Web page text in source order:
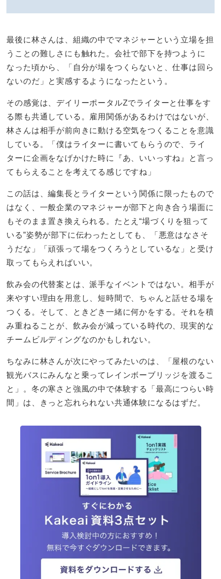
最後に林さんは、組織の中でマネジャーという立場を担
うことの難しさにも触れた。会社で部下を持つように
なった頃から、「自分が場をつくらないと、仕事は回ら
ないのだ」と実感するようになったという。
その感覚は、デイリーポータルZでライターと仕事をす
る際も共通している。雇用関係があるわけではないが、
林さんは相手が前向きに動ける空気をつくることを意識
している。「僕はライターに書いてもらうので、ライ
ターに企画をなげかけた時に『あ、いいっすね』と言っ
てもらえることを考えてる感じですね」
この話は、編集長とライターという関係に限ったもので
はなく、一般企業のマネジャーが部下と向き合う場面に
もそのまま置き換えられる。たとえ“場づくりを狙って
いる”姿勢が部下に伝わったとしても、「悪意はなさそ
うだな」「頑張って場をつくろうとしているな」と受け
取ってもらえればいい。
飲み会の代替案とは、派手なイベントではない。相手が
来やすい理由を用意し、短時間で、ちゃんと話せる場を
つくる。そして、ときどき一緒に何かをする。それを積
み重ねることが、飲み会が減っている時代の、現実的な
チームビルディングなのかもしれない。
ちなみに林さんが次にやってみたいのは、「屋根のない
観光バスにみんなと乗ってレインボーブリッジを渡るこ
と」。冬の寒さと強風の中で体験する「最高につらい時
間」は、きっと忘れられない共通体験になるはずだ。